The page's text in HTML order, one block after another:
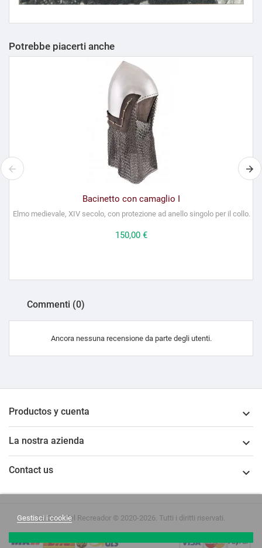
Potrebbe piacerti anche
Bacinetto con camaglio I
Elmo medievale, XIV secolo, con protezione ad anello singolo per il collo.
Prezzo
150,00 €
Commenti (0)
Ancora nessuna recensione da parte degli utenti.
Productos y cuenta 
La nostra azienda 
Contact us 
Gestisci i cookie
La Casa del Recreador © 2020-2026. Tutti i diritti riservati.